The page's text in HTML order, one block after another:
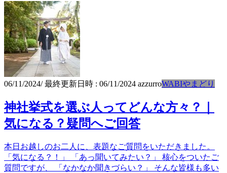
06/11/2024/ 最終更新日時 : 06/11/2024 azzurroWABIやまどり
神社挙式を選ぶ人ってどんな方々？｜
気になる？疑問へご回答
本日お越しのお二人に、表題なご質問をいただきました。
「気になる？！」 「あっ聞いてみたい？」 核心をついたご
質問ですが、 「なかなか聞きづらい？」 そんな皆様も多い